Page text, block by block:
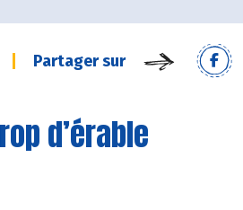
Partager sur
d’érable